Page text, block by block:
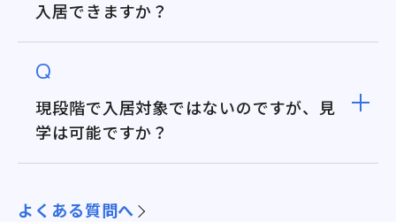
入居できますか？
Q
現段階で入居対象ではないのですが、見
学は可能ですか？
よくある質問へ